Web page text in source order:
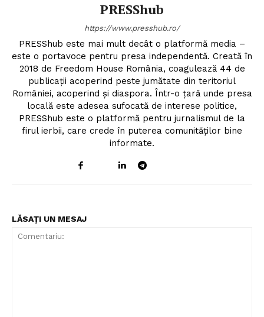
PRESShub
https://www.presshub.ro/
PRESShub este mai mult decât o platformă media –
este o portavoce pentru presa independentă. Creată în
2018 de Freedom House România, coagulează 44 de
publicații acoperind peste jumătate din teritoriul
României, acoperind și diaspora. Într-o țară unde presa
locală este adesea sufocată de interese politice,
PRESShub este o platformă pentru jurnalismul de la
firul ierbii, care crede în puterea comunităților bine
informate.
LĂSAȚI UN MESAJ